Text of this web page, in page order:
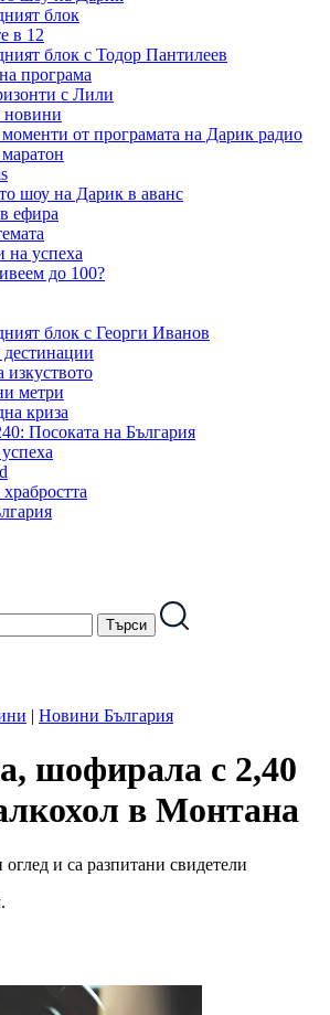
блок
в 12
блок с Тодор Пантилеев
програма
с Лили
от програмата на Дарик радио
шоу на Дарик в аванс
ефира
на успеха
до 100?
блок с Георги Иванов
изкуството
метри
криза
Посоката на България
| Новини България
шофирала с 2,40
в Монтана
и са разпитани свидетели